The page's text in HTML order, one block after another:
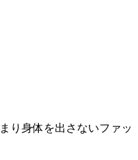
り身体を出さないファッ